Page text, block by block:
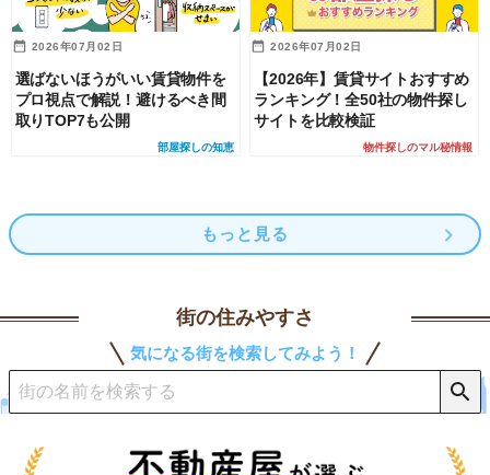
2026年07月02日
選ばないほうがいい賃貸物件を
プロ視点で解説！避けるべき間
取りTOP7も公開
部屋探しの知恵
2026年07月02日
【2026年】賃貸サイトおすすめ
ランキング！全50社の物件探し
サイトを比較検証
物件探しのマル秘情報
もっと見る
街の住みやすさ
気になる街を検索してみよう！